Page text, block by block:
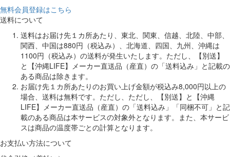
無料会員登録はこちら
送料について
送料はお届け先１カ所あたり、東北、関東、信越、北陸、中部、
関西、中国は880円（税込み）、北海道、四国、九州、沖縄は
1100円（税込み）の送料が発生いたします。ただし、【別送】
と【沖縄LIFE】メーカー直送品（産直）の「送料込み」と記載の
ある商品は除きます。
お届け先１カ所あたりのお買い上げ金額が税込み8,000円以上の
場合、送料は無料です。ただし、ただし、【別送】と【沖縄
LIFE】メーカー直送品（産直）の「送料込み」「同梱不可」と記
載のある商品は本サービスの対象外となります。また、本サービ
スは商品の温度帯ごとの計算となります。
お支払い方法について